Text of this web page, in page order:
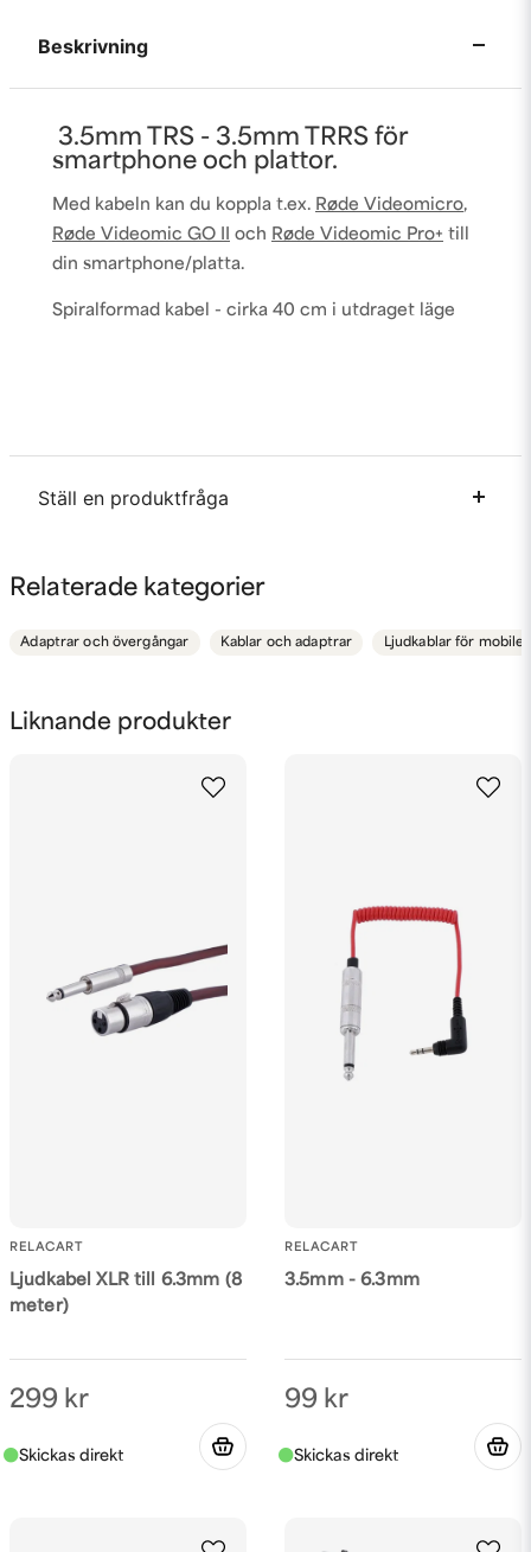
Liknande produkter
RELACART
Ljudkabel XLR till 6.3mm (8
meter)
299 kr
RELACART
3.5mm - 6.3mm
99 kr
Beskrivning
3.5mm TRS - 3.5mm TRRS för
smartphone och plattor.
Med kabeln kan du koppla t.ex. Røde Videomicro,
Røde Videomic GO II och Røde Videomic Pro+ till
din smartphone/platta.
Spiralformad kabel - cirka 40 cm i utdraget läge
Ställ en produktfråga
Fråga oss något om denna produkten...
Relaterade kategorier
Adaptrar och övergångar Kablar och adaptrar Ljudkablar för mobiler